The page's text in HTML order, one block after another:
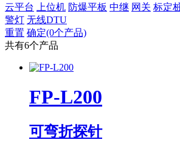
云平台
上位机 防爆平板 中继 网关 标定
警灯 无线DTU
重置 确定(0个产品)
共有6个产品
FP-L200
可弯折探针